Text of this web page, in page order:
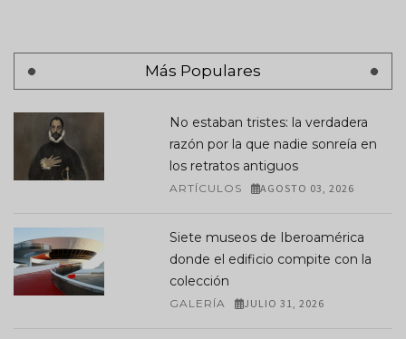
Más Populares
No estaban tristes: la verdadera
razón por la que nadie sonreía en
los retratos antiguos
ARTÍCULOS AGOSTO 03, 2026
Siete museos de Iberoamérica
donde el edificio compite con la
colección
GALERÍA JULIO 31, 2026